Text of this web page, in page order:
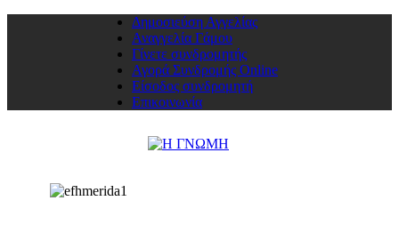
Δημοσιεύση Αγγελίας
Αναγγελία Γάμου
Γίνετε συνδρομητής
Αγορά Συνδρομής Online
Είσοδος συνδρομητή
Επικοινωνία